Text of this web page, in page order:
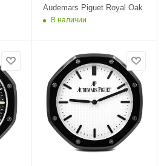
Audemars Piguet Royal Oak
В наличии